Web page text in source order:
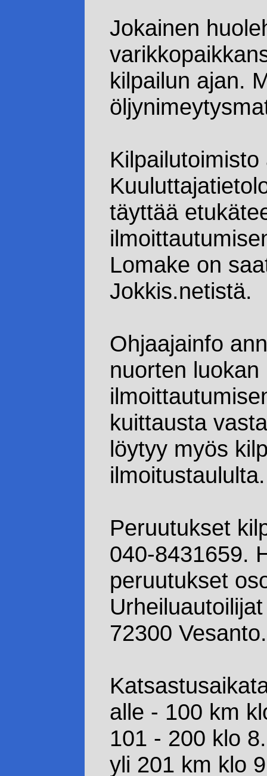
Jokainen
kilpailun ajan.
täyttää
Lomake on
Jokkis.netistä.
Ohjaajainfo
nuorten luokan
kuittausta
löytyy myös
ilmoitustaululta.
Peruutukset
040-8431659.
peruutukset
72300 Vesanto.
alle - 100 km
101 - 200 klo
yli 201 km klo